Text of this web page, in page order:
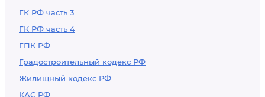
ГК РФ часть 3
ГК РФ часть 4
ГПК РФ
Градостроительный кодекс РФ
Жилищный кодекс РФ
КАС РФ